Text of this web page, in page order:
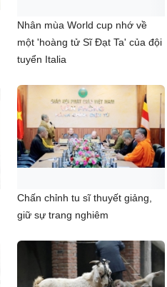
Nhân mùa World cup nhớ về
một 'hoàng tử Sĩ Đạt Ta' của đội
tuyển Italia
Chấn chỉnh tu sĩ thuyết giảng,
giữ sự trang nghiêm